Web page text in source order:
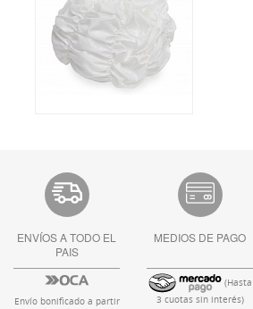
ENVÍOS A TODO EL
PAIS
Envío bonificado a partir
MEDIOS DE PAGO
(Hasta
3 cuotas sin interés)